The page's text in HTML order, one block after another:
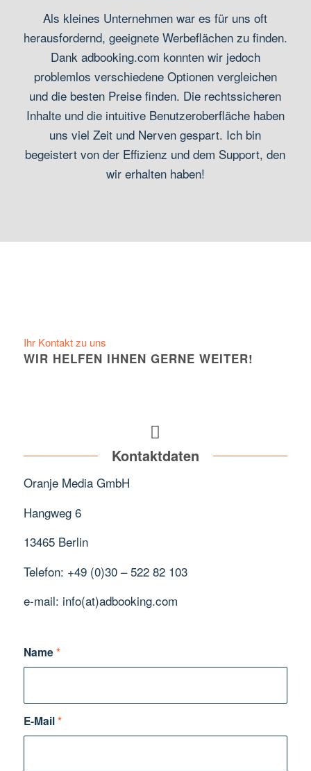
Als kleines Unternehmen war es für uns oft
herausfordernd, geeignete Werbeflächen zu finden.
Dank adbooking.com konnten wir jedoch
problemlos verschiedene Optionen vergleichen
und die besten Preise finden. Die rechtssicheren
Inhalte und die intuitive Benutzeroberfläche haben
uns viel Zeit und Nerven gespart. Ich bin
begeistert von der Effizienz und dem Support, den
wir erhalten haben!
Ihr Kontakt zu uns
WIR HELFEN IHNEN GERNE WEITER!
Kontaktdaten
Oranje Media GmbH
Hangweg 6
13465 Berlin
Telefon: +49 (0)30 – 522 82 103
e-mail: info(at)adbooking.com
Name*
E-Mail*